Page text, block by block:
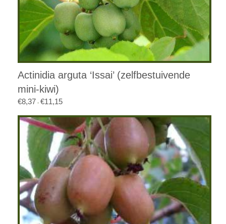
Actinidia arguta ‘Issai’ (zelfbestuivende
mini-kiwi)
€8,37 - €11,15Prijsklasse:
€11,15